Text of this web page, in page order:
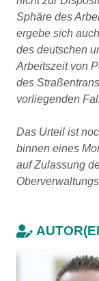
Sphäre des
ergebe sich
des deutschen
Arbeitszeit von
des
vorliegenden
Das Urteil ist
binnen eines
auf Zulassung